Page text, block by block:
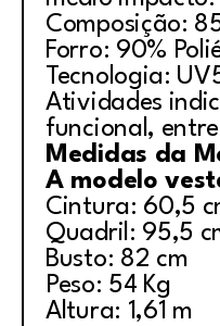
Composição:
Forro: 90%
Tecnologia:
Atividades
funcional,
Medidas da
A modelo
Cintura: 60,5
Quadril: 95,5
Busto: 82 cm
Peso: 54 Kg
Altura: 1,61 m